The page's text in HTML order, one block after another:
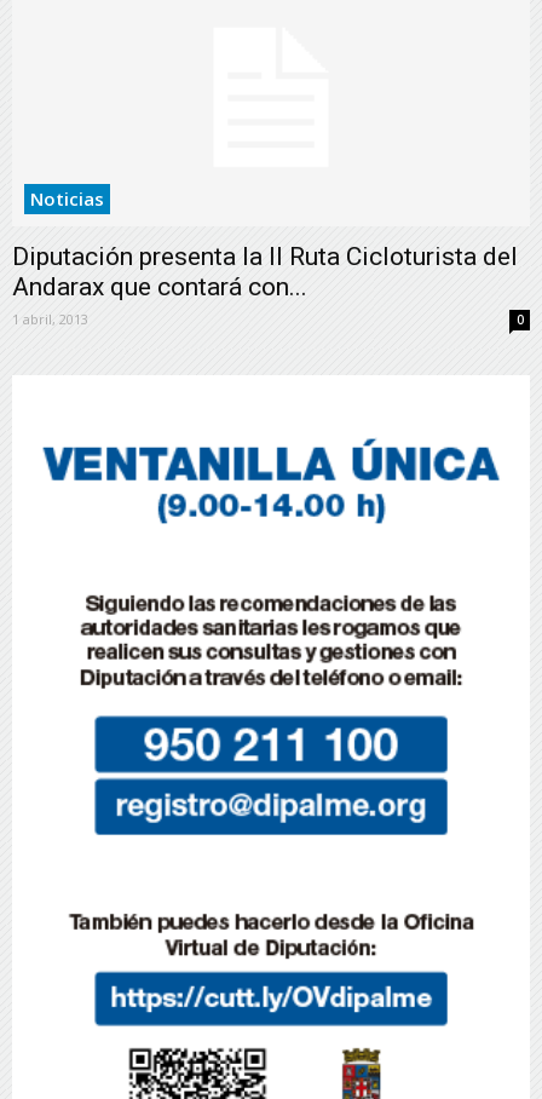
Noticias
Diputación presenta la II Ruta Cicloturista del
Andarax que contará con...
1 abril, 2013 0